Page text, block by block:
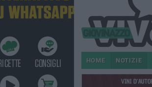
HOME NOTIZIE